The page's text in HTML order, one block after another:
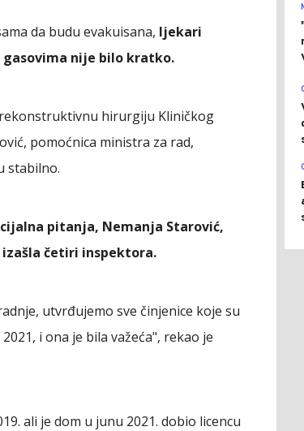
da budu evakuisana, ljekari
nije bilo kratko.
hirurgiju Kliničkog
pomoćnica ministra za rad,
stabilno.
pitanja, Nemanja Starović,
četiri inspektora.
utvrđujemo sve činjenice koje su
i ona je bila važeća", rekao je
ali je dom u junu 2021. dobio licencu